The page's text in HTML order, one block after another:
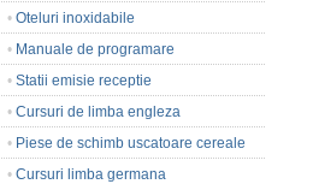
• Oteluri inoxidabile
• Manuale de programare
• Statii emisie receptie
• Cursuri de limba engleza
• Piese de schimb uscatoare cereale
• Cursuri limba germana